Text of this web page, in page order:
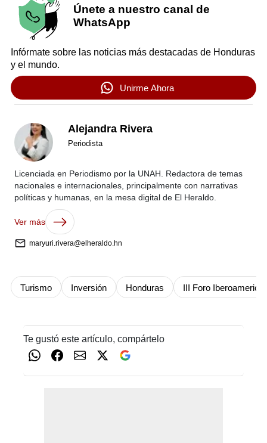
Únete a nuestro canal de
WhatsApp
Infórmate sobre las noticias más destacadas de Honduras
y el mundo.
Unirme Ahora
Alejandra Rivera
Periodista
Licenciada en Periodismo por la UNAH. Redactora de temas
nacionales e internacionales, principalmente con narrativas
políticas y humanas, en la mesa digital de El Heraldo.
Ver más
maryuri.rivera@elheraldo.hn
Turismo Inversión Honduras III Foro
Te gustó este artículo, compártelo